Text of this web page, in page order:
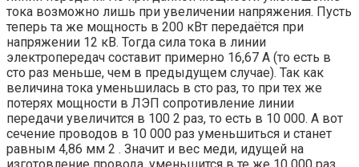
тока возможно лишь при увеличении напряжения. Пусть
теперь та же мощность в 200 кВт передаётся при
напряжении 12 кВ. Тогда сила тока в линии
электропередач составит примерно 16,67 А (то есть в
сто раз меньше, чем в предыдущем случае). Так как
величина тока уменьшилась в сто раз, то при тех же
потерях мощности в ЛЭП сопротивление линии
передачи увеличится в 100 2 раз, то есть в 10 000. А вот
сечение проводов в 10 000 раз уменьшиться и станет
равным 4,86 мм 2 . Значит и вес меди, идущей на
изготовление провода, уменьшится в те же 10 000 раз.